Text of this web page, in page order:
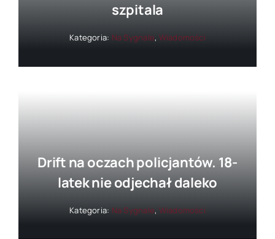
szpitala
Kategoria: Na Sygnale, Wiadomości
Drift na oczach policjantów. 18-
latek nie odjechał daleko
Kategoria: Na Sygnale, Wiadomości